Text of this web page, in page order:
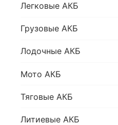
Легковые АКБ
Грузовые АКБ
Лодочные АКБ
Мото АКБ
Тяговые АКБ
Литиевые АКБ